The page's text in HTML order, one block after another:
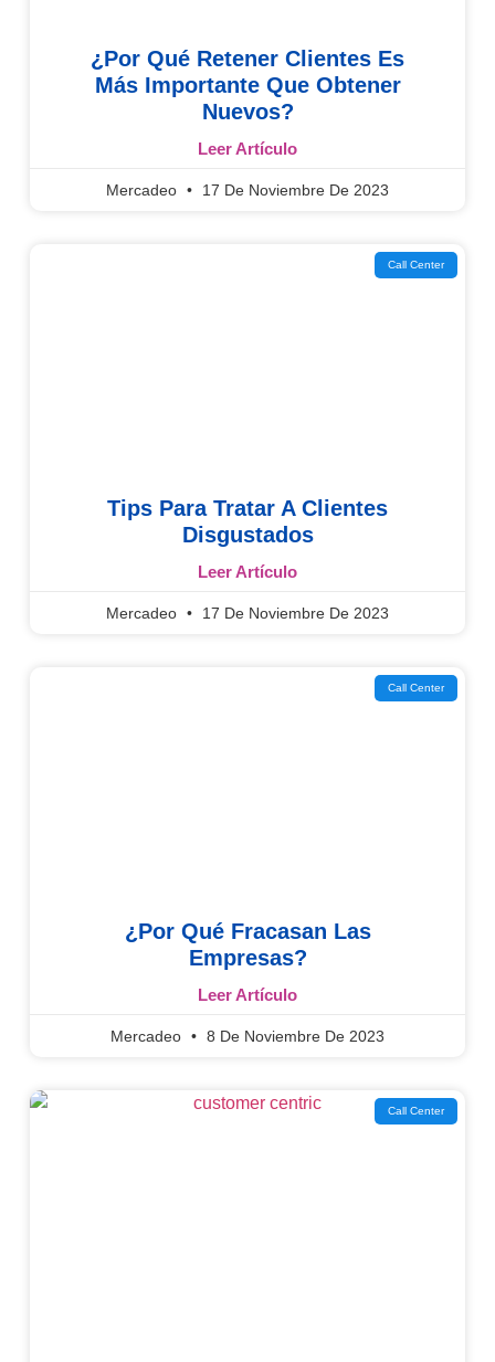
¿Por Qué Retener Clientes Es
Más Importante Que Obtener
Nuevos?
Leer Artículo
Mercadeo 17 De Noviembre De 2023
Call Center
Tips Para Tratar A Clientes
Disgustados
Leer Artículo
Mercadeo 17 De Noviembre De 2023
Call Center
¿Por Qué Fracasan Las
Empresas?
Leer Artículo
Mercadeo 8 De Noviembre De 2023
Call Center